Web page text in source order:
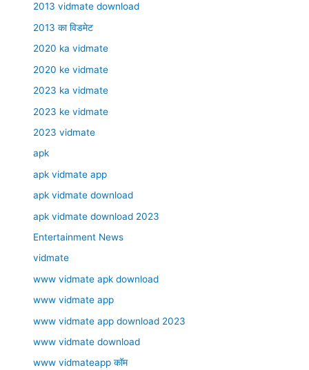
2013 vidmate download
2013 का विडमेट
2020 ka vidmate
2020 ke vidmate
2023 ka vidmate
2023 ke vidmate
2023 vidmate
apk
apk vidmate app
apk vidmate download
apk vidmate download 2023
Entertainment News
vidmate
www vidmate apk download
www vidmate app
www vidmate app download 2023
www vidmate download
www vidmateapp कॉम